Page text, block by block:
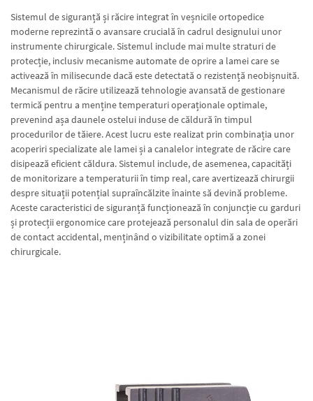
Sistemul de siguranță și răcire integrat în veșnicile ortopedice
moderne reprezintă o avansare crucială în cadrul designului unor
instrumente chirurgicale. Sistemul include mai multe straturi de
protecție, inclusiv mecanisme automate de oprire a lamei care se
activează în milisecunde dacă este detectată o rezistență neobișnuită.
Mecanismul de răcire utilizează tehnologie avansată de gestionare
termică pentru a menține temperaturi operaționale optimale,
prevenind așa daunele ostelui induse de căldură în timpul
procedurilor de tăiere. Acest lucru este realizat prin combinația unor
acoperiri specializate ale lamei și a canalelor integrate de răcire care
disipează eficient căldura. Sistemul include, de asemenea, capacități
de monitorizare a temperaturii în timp real, care avertizează chirurgii
despre situații potențial supraîncălzite înainte să devină probleme.
Aceste caracteristici de siguranță funcționează în conjuncție cu garduri
și protecții ergonomice care protejează personalul din sala de operări
de contact accidental, menținând o vizibilitate optimă a zonei
chirurgicale.